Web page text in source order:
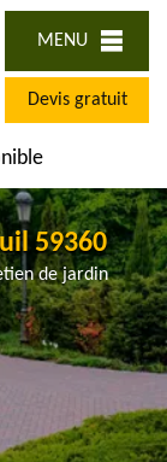
MENU
Devis gratuit
59360
de jardin